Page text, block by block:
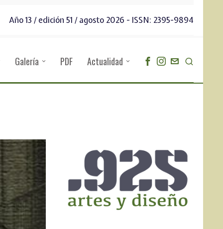
Año 13 / edición 51 / agosto 2026 - ISSN: 2395-9894
Galería PDF Actualidad